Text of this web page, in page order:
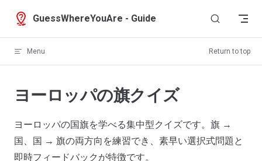
Skip to content
GuessWhereYouAre - Guide
Menu Return to top
ヨーロッパの旗クイズ
ヨーロッパの国旗を学べる集中型クイズです。旗 →
国、国 → 旗の両方向を練習でき、素早い選択式問題と
即時フィードバックが特徴です。